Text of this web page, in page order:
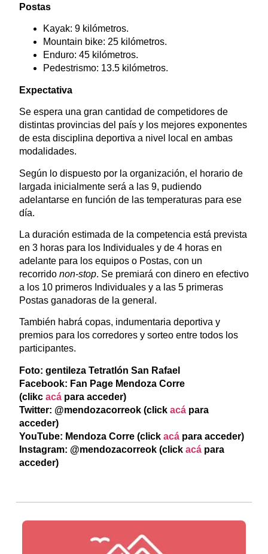
Postas
Kayak: 9 kilómetros.
Mountain bike: 25 kilómetros.
Enduro: 45 kilómetros.
Pedestrismo: 13.5 kilómetros.
Expectativa
Se espera una gran cantidad de competidores de
distintas provincias del país y los mejores exponentes
de esta disciplina deportiva a nivel local en ambas
modalidades.
Según lo dispuesto por la organización, el horario de
largada inicialmente será a las 9, pudiendo
adelantarse en función de las temperaturas para ese
día.
La duración estimada de la competencia está prevista
en 3 horas para los Individuales y de 4 horas en
adelante para los equipos o Postas, con un
recorrido non-stop. Se premiará con dinero en efectivo
a los 10 primeros Individuales y a las 5 primeras
Postas ganadoras de la general.
También habrá copas, indumentaria deportiva y
premios para los corredores y sorteo entre todos los
participantes.
Foto: gentileza Tetratlón San Rafael
Facebook: Fan Page Mendoza Corre
(clikc acápara acceder)
Twitter: @mendozacorreok (click acápara
acceder)
YouTube: Mendoza Corre (click acápara acceder)
Instagram: @mendozacorreok (click acápara
acceder)